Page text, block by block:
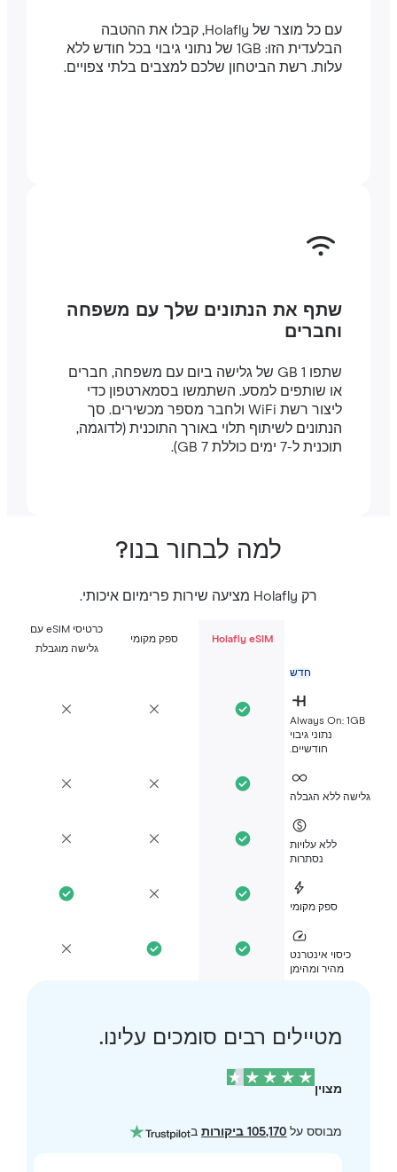
עם כל מוצר של Holafly, קבלו את ההטבה
הבלעדית הזו: 1GB של נתוני גיבוי בכל חודש ללא
עלות. רשת הביטחון שלכם למצבים בלתי צפויים.
שתף את הנתונים שלך עם משפחה
וחברים
שתפו 1 GB של גלישה ביום עם משפחה, חברים
או שותפים למסע. השתמשו בסמארטפון כדי
ליצור רשת WiFi ולחבר מספר מכשירים. סך
הנתונים לשיתוף תלוי באורך התוכנית (לדוגמה,
תוכנית ל-7 ימים כוללת 7 GB).
למה לבחור בנו?
Holafly eSIM ספק מקומי
כרטיסי eSIM עם
גלישה מוגבלת
Always On:
נתוני גיבוי
חודשיים.
ללא הגבלה
ללא עלויות
ספק מקומי
כיסוי אינטרנט
מהיר ומהימן
מטיילים רבים סומכים עלינו.
מבוסס על105,170 ביקורות ב